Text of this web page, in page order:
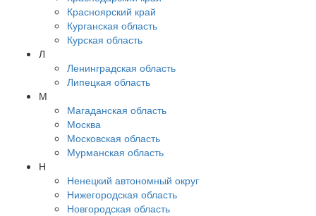
Красноярский край
Курганская область
Курская область
Л
Ленинградская область
Липецкая область
М
Магаданская область
Москва
Московская область
Мурманская область
Н
Ненецкий автономный округ
Нижегородская область
Новгородская область